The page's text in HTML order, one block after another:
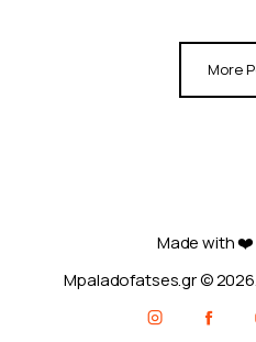
More
Made with
Mpaladofatses.gr ©